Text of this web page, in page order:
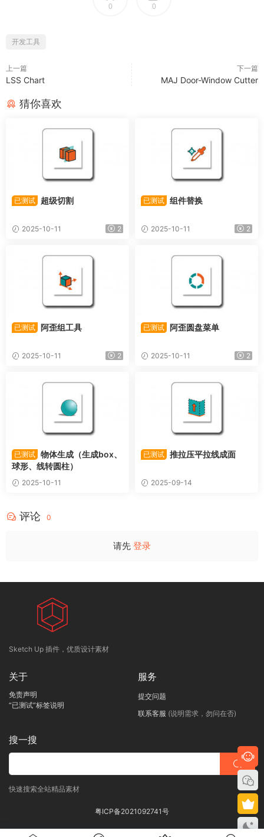
0 0
开发工具
上一篇
LSS Chart
下一篇
MAJ Door-Window Cutter
猜你喜欢
已测试 超级切割
2025-10-11 2
已测试 组件替换
2025-10-11 2
已测试 阿歪组工具
2025-10-11 2
已测试 阿歪圆盘菜单
2025-10-11 2
已测试 物体生成（生成box、
球形、线转圆柱）
2025-10-11
已测试 推拉压平拉线成面
2025-09-14
评论 0
请先 登录
Sketch Up 插件，优质设计素材
关于
免责声明
“已测试”标签说明
服务
提交问题
联系客服 (说明需求，勿问在否)
搜一搜
快速搜索全站精品素材
粤ICP备2021092741号